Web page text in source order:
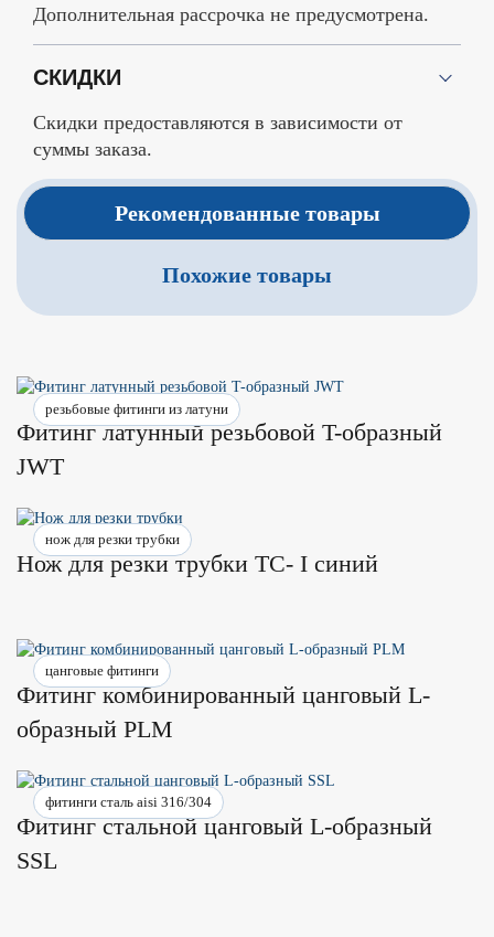
Дополнительная рассрочка не предусмотрена.
СКИДКИ
Скидки предоставляются в зависимости от
суммы заказа.
Рекомендованные товары
Похожие товары
резьбовые фитинги из латуни
Фитинг латунный резьбовой T-образный
JWT
нож для резки трубки
Нож для резки трубки TС- I синий
цанговые фитинги
Фитинг комбинированный цанговый L-
образный PLM
фитинги сталь aisi 316/304
Фитинг стальной цанговый L-образный
SSL